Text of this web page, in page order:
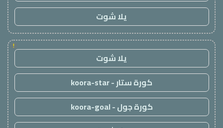
يلا شوت
!
يلا شوت
كورة ستار - koora-star
كورة جول - koora-goal